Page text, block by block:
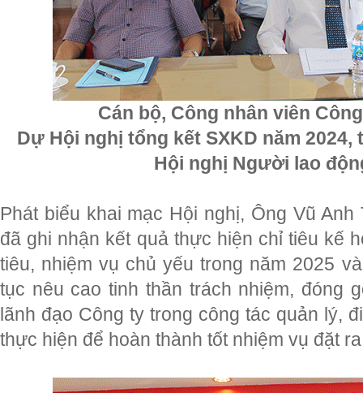
Cán bộ, Công nhân viên
Dự Hội nghị tổng kết SXKD năm 2024,
Hội nghị Người lao
Phát biểu khai mạc Hội nghị, Ông Vũ
đã ghi nhận kết quả thực hiện chỉ tiêu kế
tiêu, nhiệm vụ chủ yếu trong năm 2025
tục nêu cao tinh thần trách nhiệm, đóng
lãnh đạo Công ty trong công tác quản lý,
thực hiện để hoàn thành tốt nhiệm vụ đặt